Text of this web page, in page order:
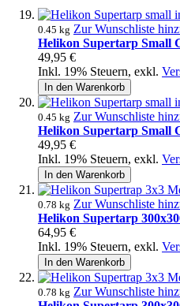
0.45 kg Zur Wunschliste
Helikon Supertarp Small
49,95 €
Inkl. 19% Steuern, exkl.
In den Warenkorb
0.45 kg Zur Wunschliste
Helikon Supertarp Small
49,95 €
Inkl. 19% Steuern, exkl.
In den Warenkorb
0.78 kg Zur Wunschliste
Helikon Supertarp
64,95 €
Inkl. 19% Steuern, exkl.
In den Warenkorb
0.78 kg Zur Wunschliste